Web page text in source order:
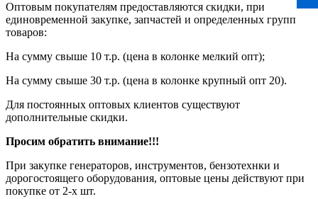
Оптовым покупателям предоставляются скидки, при
единовременной закупке, запчастей и определенных групп
товаров:
На сумму свыше 10 т.р. (цена в колонке мелкий опт);
На сумму свыше 30 т.р. (цена в колонке крупный опт 20).
Для постоянных оптовых клиентов существуют
дополнительные скидки.
Просим обратить внимание!!!
При закупке генераторов, инструментов, бензотехнки и
дорогостоящего оборудования, оптовые цены действуют при
покупке от 2-х шт.